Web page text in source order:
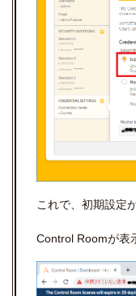
これで、初期設定
Control Roomが表